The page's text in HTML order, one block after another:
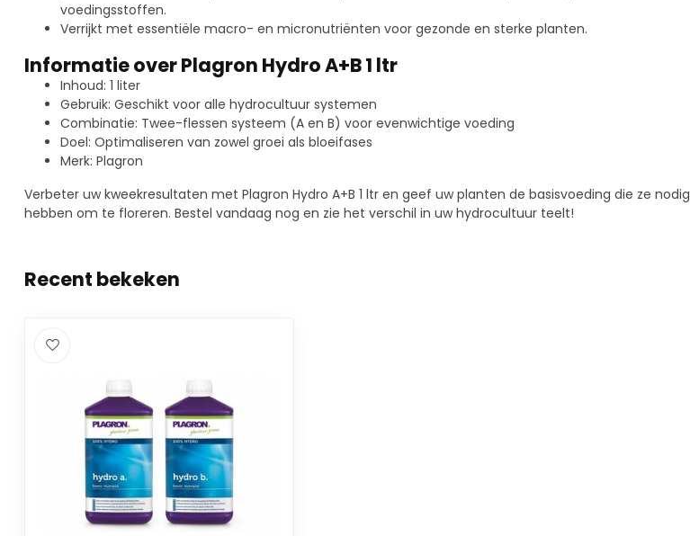
voedingsstoffen.
Verrijkt met essentiële macro- en micronutriënten voor gezonde en sterke planten.
Informatie over Plagron Hydro A+B 1 ltr
Inhoud: 1 liter
Gebruik: Geschikt voor alle hydrocultuur systemen
Combinatie: Twee-flessen systeem (A en B) voor evenwichtige voeding
Doel: Optimaliseren van zowel groei als bloeifases
Merk: Plagron
Verbeter uw kweekresultaten met Plagron Hydro A+B 1 ltr en geef uw planten de basisvoeding die ze nodig
hebben om te floreren. Bestel vandaag nog en zie het verschil in uw hydrocultuur teelt!
Recent bekeken